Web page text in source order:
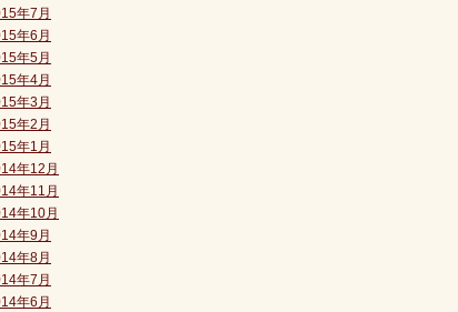
年7月
年6月
年5月
年4月
年3月
年2月
年1月
年12月
年11月
年10月
年9月
年8月
年7月
年6月